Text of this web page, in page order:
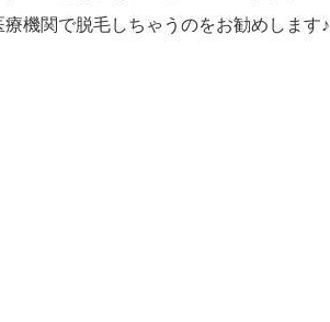
療機関で脱毛しちゃうのをお勧めします♪